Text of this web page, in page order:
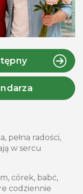
pełna radości,
w sercu
córek, babć,
codziennie